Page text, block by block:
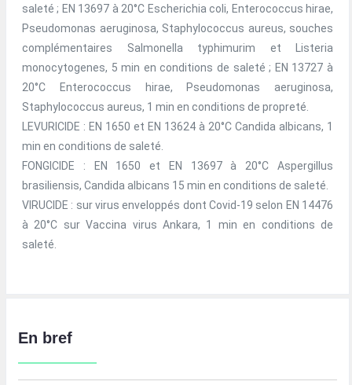
saleté ; EN 13697 à 20°C Escherichia coli, Enterococcus hirae,
Pseudomonas aeruginosa, Staphylococcus aureus, souches
complémentaires Salmonella typhimurim et Listeria
monocytogenes, 5 min en conditions de saleté ; EN 13727 à
20°C Enterococcus hirae, Pseudomonas aeruginosa,
Staphylococcus aureus, 1 min en conditions de propreté.
LEVURICIDE : EN 1650 et EN 13624 à 20°C Candida albicans, 1
min en conditions de saleté.
FONGICIDE : EN 1650 et EN 13697 à 20°C Aspergillus
brasiliensis, Candida albicans 15 min en conditions de saleté.
VIRUCIDE : sur virus enveloppés dont Covid-19 selon EN 14476
à 20°C sur Vaccina virus Ankara, 1 min en conditions de
saleté.
En bref